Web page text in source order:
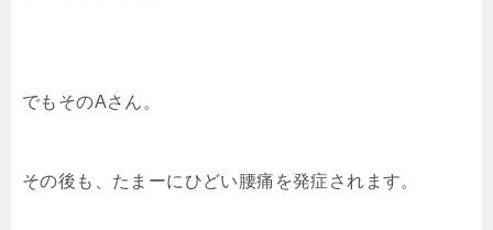
でもそのAさん。
その後も、たまーにひどい腰痛を発症されます。